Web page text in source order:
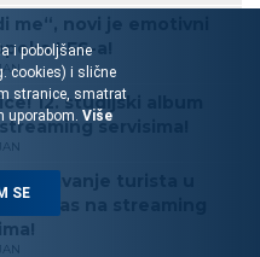
me“, novi je emotivni
LES-a!
12. studijski album
servisima!
turista u
danas na streaming
i poboljšane
cookies) i slične
stranice, smatrat
uporabom. Više
SE